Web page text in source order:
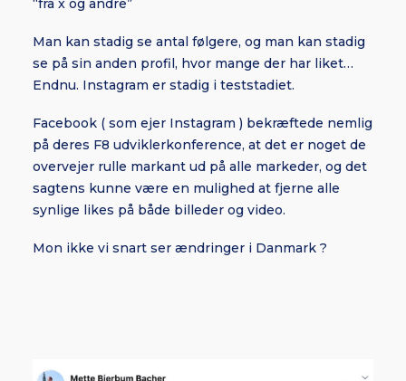
“fra x og andre”
Man kan stadig se antal følgere, og man kan stadig
se på sin anden profil, hvor mange der har liket…
Endnu. Instagram er stadig i teststadiet.
Facebook ( som ejer Instagram ) bekræftede nemlig
på deres F8 udviklerkonference, at det er noget de
overvejer rulle markant ud på alle markeder, og det
sagtens kunne være en mulighed at fjerne alle
synlige likes på både billeder og video.
Mon ikke vi snart ser ændringer i Danmark ?